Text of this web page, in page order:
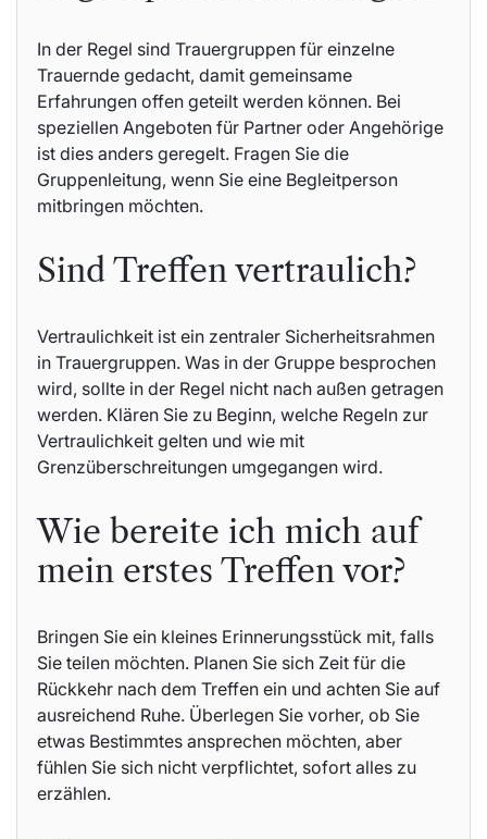
In der Regel sind Trauergruppen für einzelne
Trauernde gedacht, damit gemeinsame
Erfahrungen offen geteilt werden können. Bei
speziellen Angeboten für Partner oder Angehörige
ist dies anders geregelt. Fragen Sie die
Gruppenleitung, wenn Sie eine Begleitperson
mitbringen möchten.
Sind Treffen vertraulich?
Vertraulichkeit ist ein zentraler Sicherheitsrahmen
in Trauergruppen. Was in der Gruppe besprochen
wird, sollte in der Regel nicht nach außen getragen
werden. Klären Sie zu Beginn, welche Regeln zur
Vertraulichkeit gelten und wie mit
Grenzüberschreitungen umgegangen wird.
Wie bereite ich mich auf
mein erstes Treffen vor?
Bringen Sie ein kleines Erinnerungsstück mit, falls
Sie teilen möchten. Planen Sie sich Zeit für die
Rückkehr nach dem Treffen ein und achten Sie auf
ausreichend Ruhe. Überlegen Sie vorher, ob Sie
etwas Bestimmtes ansprechen möchten, aber
fühlen Sie sich nicht verpflichtet, sofort alles zu
erzählen.